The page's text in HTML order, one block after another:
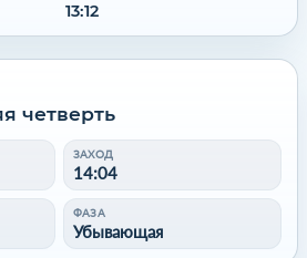
13:12
четверть
ЗАХОД
14:04
ФАЗА
Убывающая